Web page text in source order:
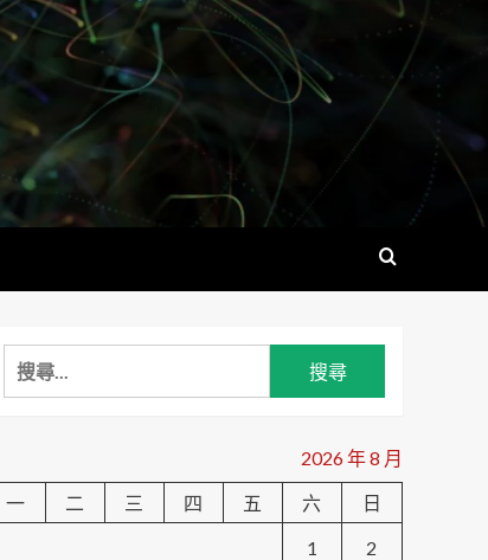
搜
尋
字:
2026 年 8 月
一
二 三 四 五 六
日
1
2